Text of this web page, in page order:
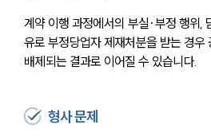
계약 이행 과정에서의 부실·부정 행위,
유로 부정당업자 제재처분을 받는 경우
배제되는 결과로 이어질 수 있습니다.
형사 문제